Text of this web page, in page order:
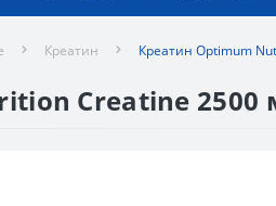
Креатин Креатин Optimum
Creatine 2500